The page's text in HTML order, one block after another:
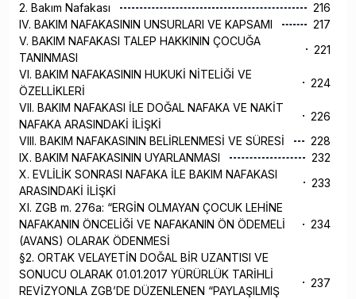
2. Bakım Nafakası
216
IV. BAKIM NAFAKASININ UNSURLARI VE KAPSAMI
217
V. BAKIM NAFAKASI TALEP HAKKININ ÇOCUĞA
TANINMASI
221
VI. BAKIM NAFAKASININ HUKUKİ NİTELİĞİ VE
ÖZELLİKLERİ
224
VII. BAKIM NAFAKASI İLE DOĞAL NAFAKA VE NAKİT
NAFAKA ARASINDAKİ İLİŞKİ
226
VIII. BAKIM NAFAKASININ BELİRLENMESİ VE SÜRESİ
228
IX. BAKIM NAFAKASININ UYARLANMASI
232
X. EVLİLİK SONRASI NAFAKA İLE BAKIM NAFAKASI
ARASINDAKİ İLİŞKİ
233
XI. ZGB m. 276a: “ERGİN OLMAYAN ÇOCUK LEHİNE
NAFAKANIN ÖNCELİĞİ VE NAFAKANIN ÖN ÖDEMELİ
(AVANS) OLARAK ÖDENMESİ
234
§2. ORTAK VELAYETİN DOĞAL BİR UZANTISI VE
SONUCU OLARAK 01.01.2017 YÜRÜRLÜK TARİHLİ
REVİZYONLA ZGB’DE DÜZENLENEN “PAYLAŞILMIŞ
237